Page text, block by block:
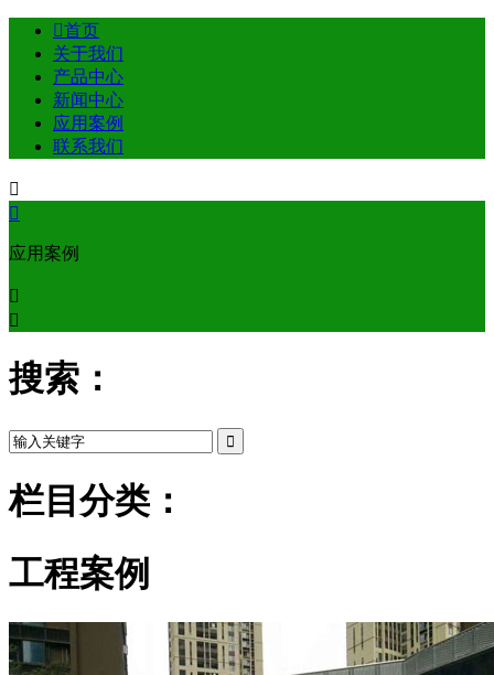
首页
关于我们
产品中心
新闻中心
应用案例
联系我们


应用案例


搜索：
栏目分类：
工程案例